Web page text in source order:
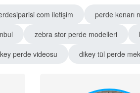
com iletişim perde kenarı
zebra stor perde modelleri
perde videosu dikey tül perde